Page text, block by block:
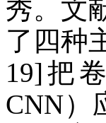
秀。文
了四种
19]把
CNN）